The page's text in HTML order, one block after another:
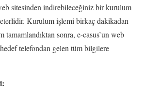
sitesinden indirebileceğiniz bir kurulum
Kurulum işlemi birkaç dakikadan
sonra, e-casus’un web
telefondan gelen tüm bilgilere